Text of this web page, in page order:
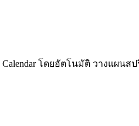
โดยอัตโนมัติ วางแผ